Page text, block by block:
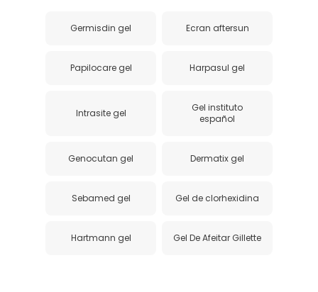
Germisdin gel Ecran aftersun
Papilocare gel Harpasul gel
Intrasite gel
Gel instituto
español
Genocutan gel Dermatix gel
Sebamed gel Gel de clorhexidina
Hartmann gel Gel De Afeitar Gillette